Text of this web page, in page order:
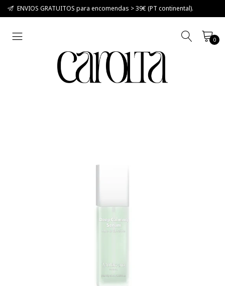
ENVIOS GRATUITOS para encomendas > 39€ (PT continental).
0